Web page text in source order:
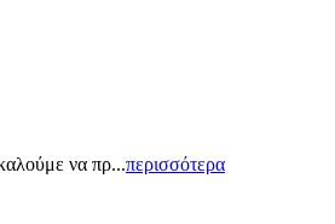
να πρ...περισσότερα